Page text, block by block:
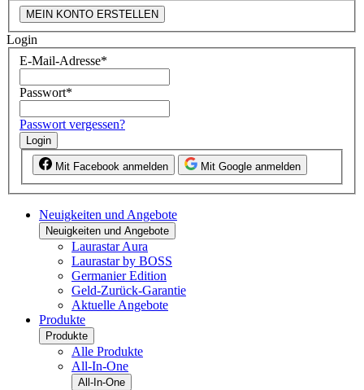
MEIN KONTO ERSTELLEN
Login
E-Mail-Adresse*
Passwort*
Passwort vergessen?
Login
Mit Facebook anmelden Mit Google anmelden
Neuigkeiten und Angebote
Neuigkeiten und Angebote
Laurastar Aura
Laurastar by BOSS
Germanier Edition
Geld-Zurück-Garantie
Aktuelle Angebote
Produkte
Produkte
Alle Produkte
All-In-One
All-In-One